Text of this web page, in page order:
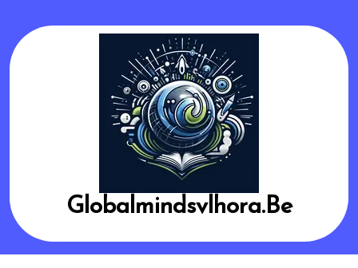
content
Globalmindsvlhora.be